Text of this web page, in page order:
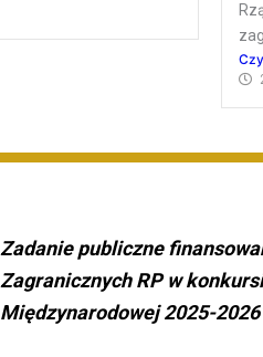
Zadanie publiczne
Zagranicznych RP w
Międzynarodowej 2025-